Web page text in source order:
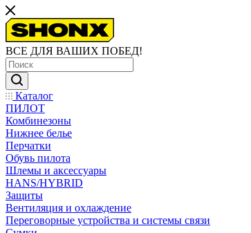
ВСЕ ДЛЯ ВАШИХ ПОБЕД!
Каталог
ПИЛОТ
Комбинезоны
Нижнее белье
Перчатки
Обувь пилота
Шлемы и аксессуары
HANS/HYBRID
Защиты
Вентиляция и охлаждение
Переговорные устройства и системы связи